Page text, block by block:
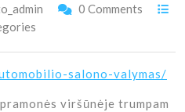
0 Comments
salono-valymas/
viršūnėje trumpam